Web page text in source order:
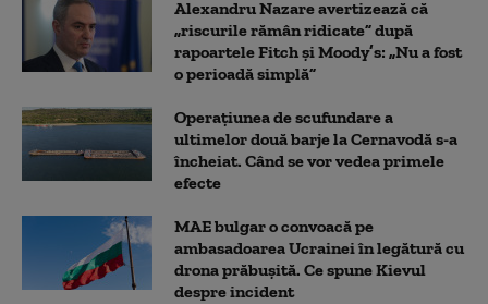
Alexandru Nazare avertizează că
„riscurile rămân ridicate” după
rapoartele Fitch și Moody’s: „Nu a fost
o perioadă simplă”
Operațiunea de scufundare a
ultimelor două barje la Cernavodă s-a
încheiat. Când se vor vedea primele
efecte
MAE bulgar o convoacă pe
ambasadoarea Ucrainei în legătură cu
drona prăbuşită. Ce spune Kievul
despre incident